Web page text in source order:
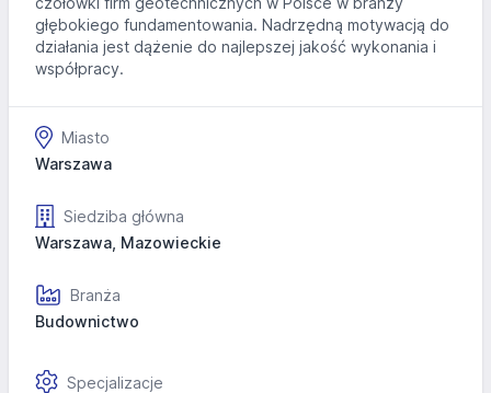
głębokiego fundamentowania. Nadrzędną motywacją do
działania jest dążenie do najlepszej jakość wykonania i
współpracy.
Miasto
Warszawa
Siedziba główna
Warszawa, Mazowieckie
Branża
Budownictwo
Specjalizacje